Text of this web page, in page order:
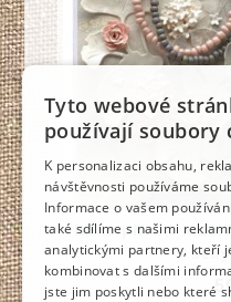
Boho přání v
šedý
Tyto webové
používají soubory
K personalizaci obsahu,
návštěvnosti používáme
Informace o vašem
také sdílíme s našimi
analytickými partnery, kteří
kombinovat s dalšími
jste jim poskytli nebo které